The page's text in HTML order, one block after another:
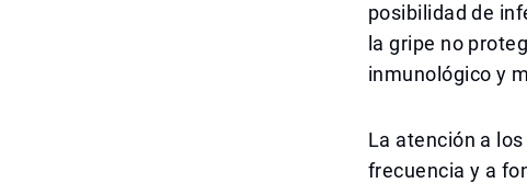
posibilidad de
la gripe no
inmunológico y
La atención a
frecuencia y a